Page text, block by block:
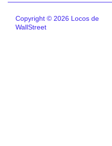
Copyright © 2026 Locos de
WallStreet